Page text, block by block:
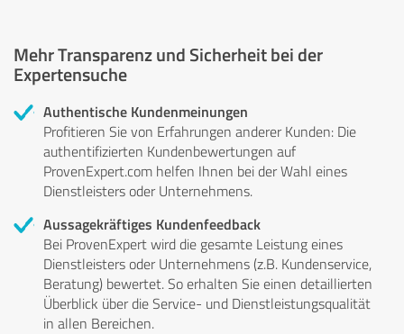
Mehr Transparenz und Sicherheit bei der
Expertensuche
Authentische Kundenmeinungen
Profitieren Sie von Erfahrungen anderer Kunden: Die
authentifizierten Kundenbewertungen auf
ProvenExpert.com helfen Ihnen bei der Wahl eines
Dienstleisters oder Unternehmens.
Aussagekräftiges Kundenfeedback
Bei ProvenExpert wird die gesamte Leistung eines
Dienstleisters oder Unternehmens (z.B. Kundenservice,
Beratung) bewertet. So erhalten Sie einen detaillierten
Überblick über die Service- und Dienstleistungsqualität
in allen Bereichen.